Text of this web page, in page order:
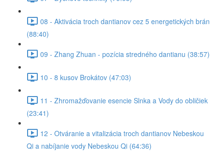
08 - Aktivácia troch dantianov cez 5 energetických brán
(88:40)
09 - Zhang Zhuan - pozícia stredného dantianu (38:57)
10 - 8 kusov Brokátov (47:03)
11 - Zhromažďovanie esencie Slnka a Vody do obličiek
(23:41)
12 - Otváranie a vitalizácia troch dantianov Nebeskou
Qi a nabíjanie vody Nebeskou Qi (64:36)